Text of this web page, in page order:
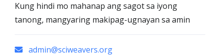
Kung hindi mo mahanap ang sagot sa iyong
tanong, mangyaring makipag-ugnayan sa amin
admin@sciweavers.org